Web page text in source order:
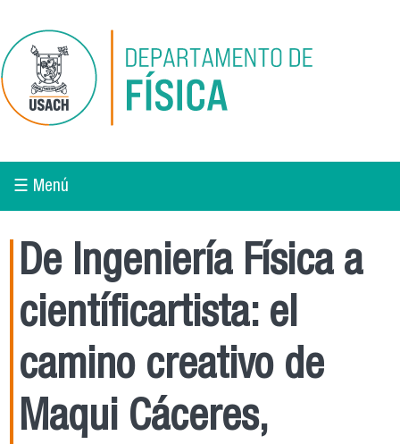
☰ Menú
De Ingeniería Física a
científicartista: el
camino creativo de
Maqui Cáceres,